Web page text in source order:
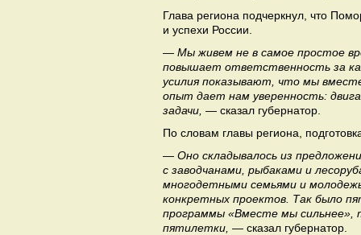
Глава региона подчеркнул, что
и успехи России.
— Мы живем не в самое простое
повышает ответственность за
усилия показывают, что мы
опыт дает нам уверенность:
задачи, — сказал губернатор.
По словам главы региона,
— Оно складывалось из
с заводчанами, рыбаками и
многодетными семьями и
конкретных проектов. Так было
программы «Вместе мы сильнее»,
пятилетки, — сказал губернатор.